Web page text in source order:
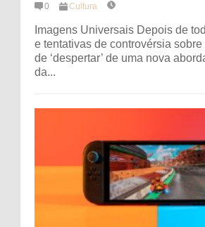
0 Cultura
Imagens Universais Depois de
e tentativas de controvérsia
de ‘despertar’ de uma nova
da...